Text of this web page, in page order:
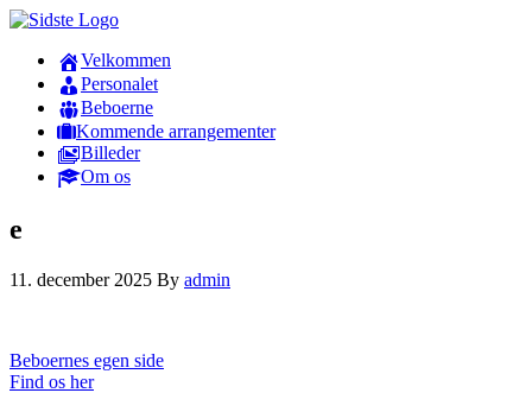
Velkommen
Personalet
Beboerne
Kommende arrangementer
Billeder
Om os
e
11. december 2025 By admin
Beboernes egen side
Find os her